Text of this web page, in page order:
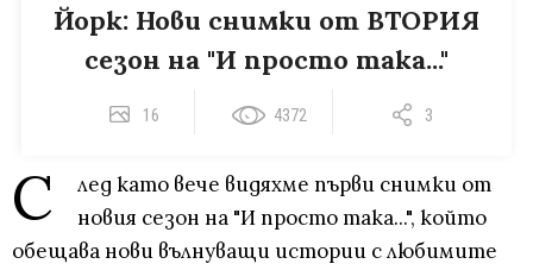
Йорк: Нови снимки от ВТОРИЯ
сезон на "И просто така..."
16 4372 3
С
лед като вече видяхме първи снимки от
новия сезон на "И просто така...", който
обещава нови вълнуващи истории с любимите